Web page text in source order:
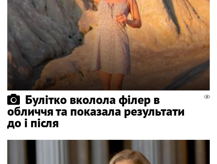
Булітко вколола філер в
обличчя та показала результати
до і після